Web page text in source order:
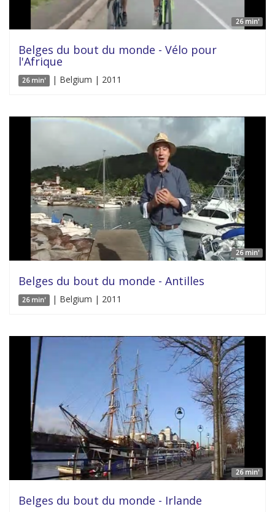
26 min'
Belges du bout du monde - Vélo pour
l'Afrique
26 min' | Belgium | 2011
26 min'
Belges du bout du monde - Antilles
26 min' | Belgium | 2011
26 min'
Belges du bout du monde - Irlande